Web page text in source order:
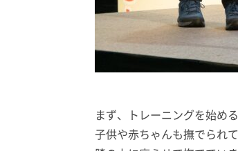
まず、トレーニングを始め
子供や赤ちゃんも撫でられ